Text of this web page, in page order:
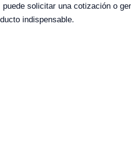
solicitar una cotización o
indispensable.